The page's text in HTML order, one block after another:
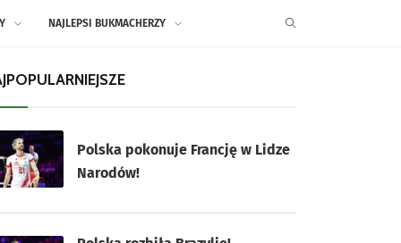
NAJLEPSI BUKMACHERZY
Polska pokonuje Francję w Lidze
Narodów!